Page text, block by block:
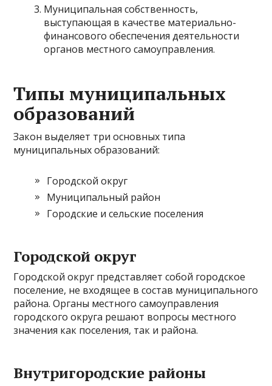
Муниципальная собственность,
выступающая в качестве материально-
финансового обеспечения деятельности
органов местного самоуправления.
Типы муниципальных
образований
Закон выделяет три основных типа
муниципальных образований:
Городской округ
Муниципальный район
Городские и сельские поселения
Городской округ
Городской округ представляет собой городское
поселение, не входящее в состав муниципального
района. Органы местного самоуправления
городского округа решают вопросы местного
значения как поселения, так и района.
Внутригородские районы